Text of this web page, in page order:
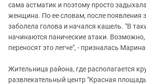
сама астматик и поэтому просто
женщина. По ее словам, после появления
заболела голова и начался кашель. "В
начинаются панические атаки.
переносят это легче", - призналась
Жительница района, где располагается
развлекательный центр "Красная